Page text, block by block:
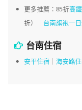
更多推薦：85折高
折）｜ 台南旗袍一
台南住宿
安平住宿｜ 海安路